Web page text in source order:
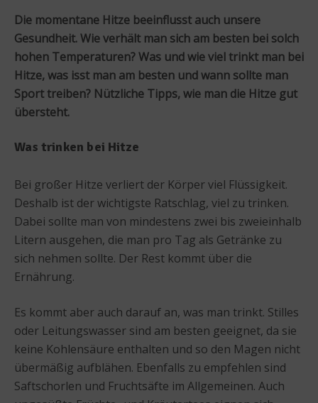
Die momentane Hitze beeinflusst auch unsere
Gesundheit. Wie verhält man sich am besten bei solch
hohen Temperaturen? Was und wie viel trinkt man bei
Hitze, was isst man am besten und wann sollte man
Sport treiben? Nützliche Tipps, wie man die Hitze gut
übersteht.
Was trinken bei Hitze
Bei großer Hitze verliert der Körper viel Flüssigkeit.
Deshalb ist der wichtigste Ratschlag, viel zu trinken.
Dabei sollte man von mindestens zwei bis zweieinhalb
Litern ausgehen, die man pro Tag als Getränke zu
sich nehmen sollte. Der Rest kommt über die
Ernährung.
Es kommt aber auch darauf an, was man trinkt. Stilles
oder Leitungswasser sind am besten geeignet, da sie
keine Kohlensäure enthalten und so den Magen nicht
übermäßig aufblähen. Ebenfalls zu empfehlen sind
Saftschorlen und Fruchtsäfte im Allgemeinen. Auch